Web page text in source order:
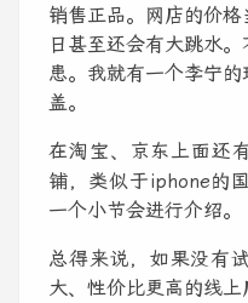
销售正品。网店的价
日甚至还会有大跳水
患。我就有一个李宁
盖。
在淘宝、京东上面还
铺，类似于iphone的
一个小节会进行介绍。
总得来说，如果没有
大、性价比更高的线